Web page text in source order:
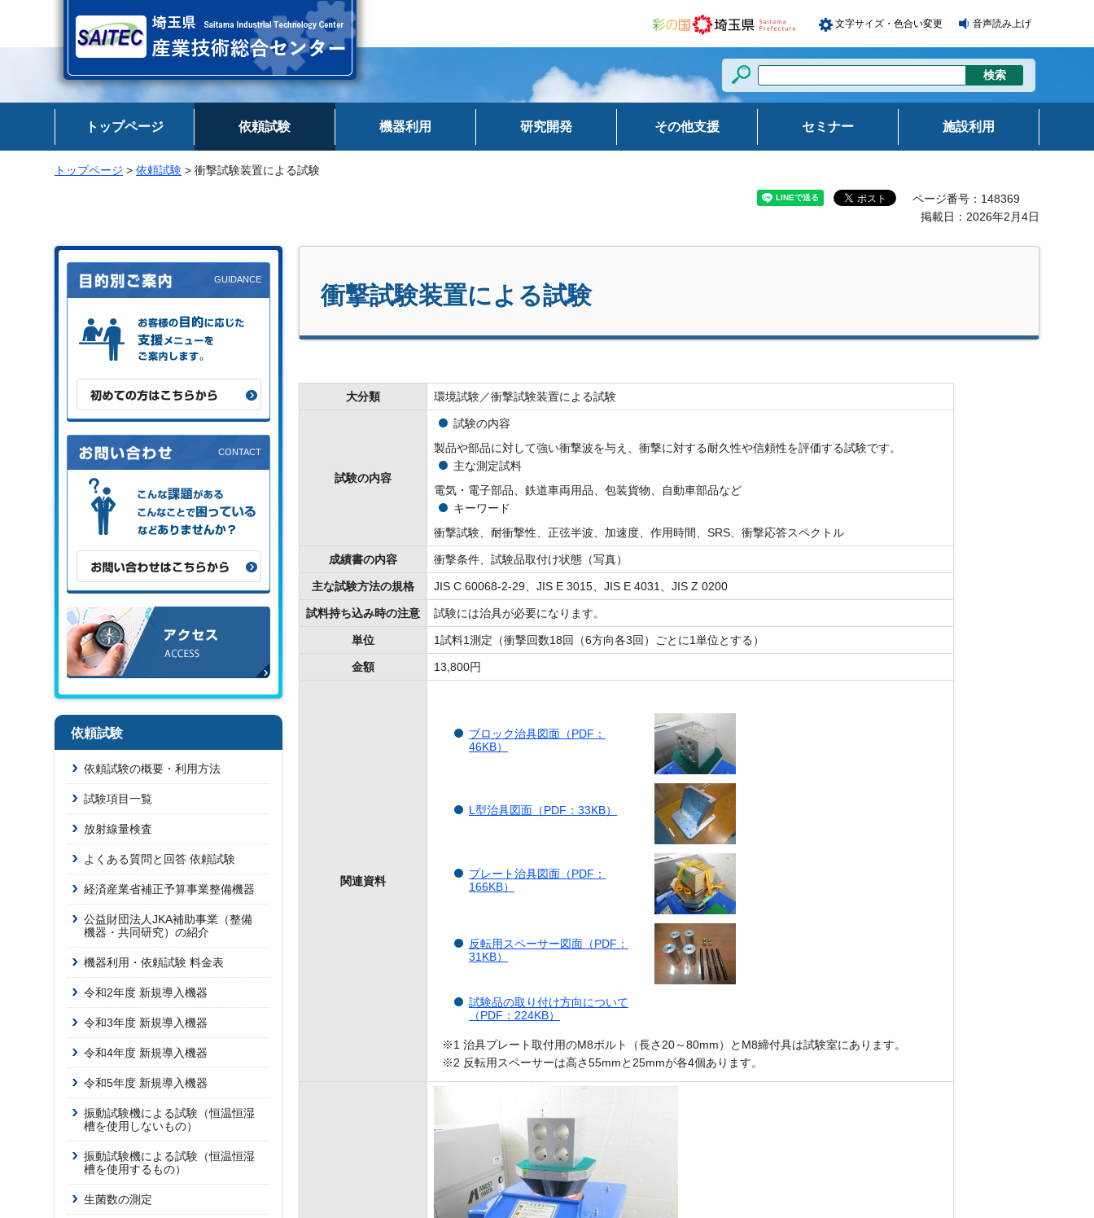
文字サイズ・色合い変更 音声読み上げ
トップページ 依頼試験 機器利用 研究開発 その他支援 セミナー 施設利用
トップページ > 依頼試験 > 衝撃試験装置による試験
ページ番号：148369
掲載日：2026年2月4日
お客様の目的に応じた支援メニュー
をご案内します。
初めての方はこちらから
こんな課題がある、こんなことで困
っている、などありませんか？
お問い合わせはこちらから
アクセス
依頼試験
依頼試験の概要・利用方法
試験項目一覧
放射線量検査
よくある質問と回答 依頼試験
経済産業省補正予算事業整備機器
公益財団法人JKA補助事業（整備
機器・共同研究）の紹介
機器利用・依頼試験 料金表
令和2年度 新規導入機器
令和3年度 新規導入機器
令和4年度 新規導入機器
令和5年度 新規導入機器
振動試験機による試験（恒温恒湿
槽を使用しないもの）
振動試験機による試験（恒温恒湿
槽を使用するもの）
生菌数の測定
衝撃試験装置による試験
大分類 環境試験／衝撃試験装置による試験
試験の内容
試験の内容
製品や部品に対して強い衝撃波を与え、衝撃に対する耐久性や信頼性を評価する試験です。
主な測定試料
電気・電子部品、鉄道車両用品、包装貨物、自動車部品など
キーワード
衝撃試験、耐衝撃性、正弦半波、加速度、作用時間、SRS、衝撃応答スペクトル
成績書の内容 衝撃条件、試験品取付け状態（写真）
主な試験方法の規格 JIS C 60068-2-29、JIS E 3015、JIS E 4031、JIS Z 0200
試料持ち込み時の注意 試験には治具が必要になります。
単位 1試料1測定（衝撃回数18回（6方向各3回）ごとに1単位とする）
金額 13,800円
関連資料
ブロック治具図面（PDF：
46KB）
L型治具図面（PDF：33KB）
プレート治具図面（PDF：
166KB）
反転用スペーサー図面（PDF：
31KB）
試験品の取り付け方向について
（PDF：224KB）
※1 治具プレート取付用のM8ボルト（長さ20～80mm）とM8締付具は試験室にあります。
※2 反転用スペーサーは高さ55mmと25mmが各4個あります。